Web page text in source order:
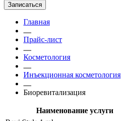
Записаться
Главная
Прайс-лист
Косметология
Инъекционная косметология
Биоревитализация
Наименование услуги